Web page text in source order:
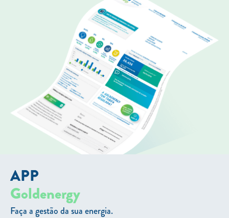
APP
Goldenergy
Faça a gestão da sua energia.